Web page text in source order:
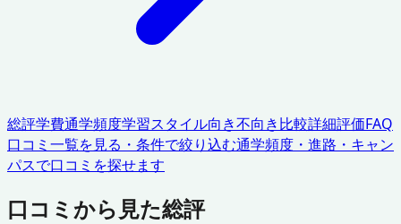
総評学費通学頻度学習スタイル向き不向き比較詳細評価FAQ
口コミ一覧を見る・条件で絞り込む通学頻度・進路・キャン
パスで口コミを探せます
口コミから見た総評